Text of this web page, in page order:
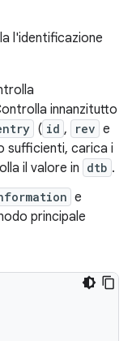
l'identificazione
innanzitutto
( id , rev e
sufficienti, carica i
il valore in dtb .
e
principale